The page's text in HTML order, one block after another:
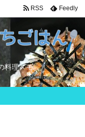
料理メモ
RSS Feedly